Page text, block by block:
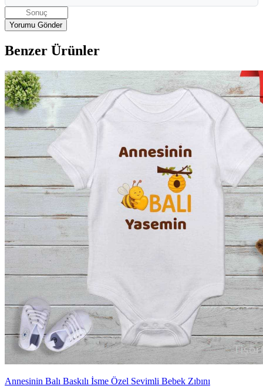
Benzer Ürünler
Annesinin Balı Baskılı İsme Özel Sevimli Bebek Zıbını